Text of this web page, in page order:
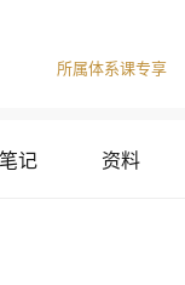
所属体系课专享
笔记 资料